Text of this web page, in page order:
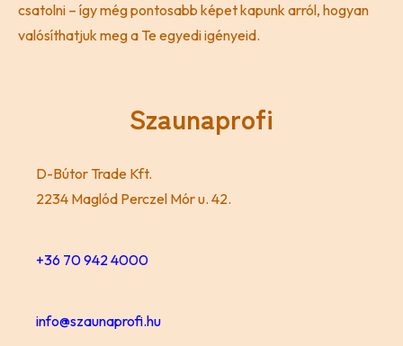
csatolni – így még pontosabb képet kapunk arról, hogyan
valósíthatjuk meg a Te egyedi igényeid.
Szaunaprofi
D-Bútor Trade Kft.
2234 Maglód Perczel Mór u. 42.
+36 70 942 4000
info@szaunaprofi.hu